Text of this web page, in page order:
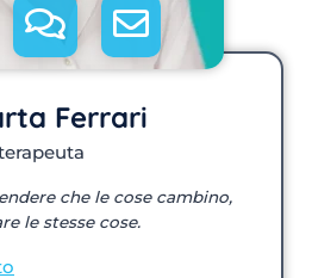
Ferrari
che le cose cambino,
le stesse cose.